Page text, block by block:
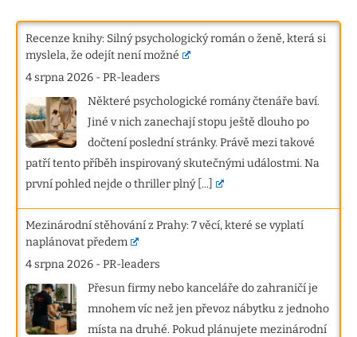
Recenze knihy: Silný psychologický román o ženě, která si
myslela, že odejít není možné
4 srpna 2026 -PR-leaders
Některé psychologické romány čtenáře baví.
Jiné v nich zanechají stopu ještě dlouho po
dočtení poslední stránky. Právě mezi takové
patří tento příběh inspirovaný skutečnými událostmi. Na
první pohled nejde o thriller plný [...]
Mezinárodní stěhování z Prahy: 7 věcí, které se vyplatí
naplánovat předem
4 srpna 2026 -PR-leaders
Přesun firmy nebo kanceláře do zahraničí je
mnohem víc než jen převoz nábytku z jednoho
místa na druhé. Pokud plánujete mezinárodní